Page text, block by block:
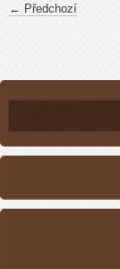
← Předchozí